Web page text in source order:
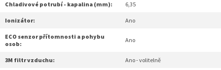
Chladivové potrubí - kapalina (mm): 6,35
Ionizátor: Ano
ECO senzor přítomnosti a pohybu
osob:
Ano
3M filtr vzduchu: Ano - volitelně